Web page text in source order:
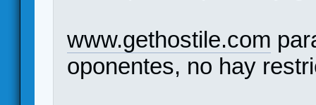
www.gethostile.com
oponentes, no hay